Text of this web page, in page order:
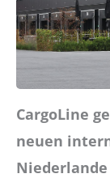
CargoLine
neuen